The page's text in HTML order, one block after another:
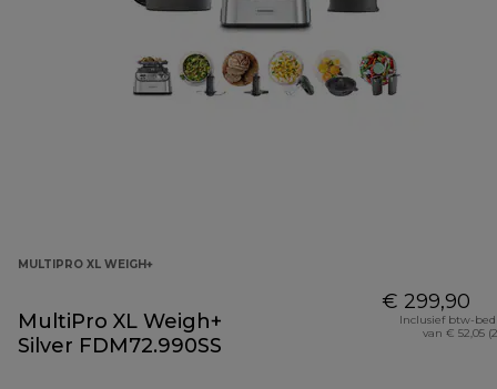
MULTIPRO XL WEIGH+
MultiPro XL Weigh+
Silver FDM72.990SS
€ 299,90
Inclusief btw-
van € 52,05